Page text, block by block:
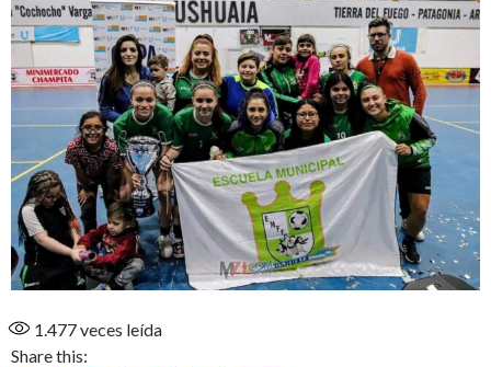
1.477veces leída
Share this: